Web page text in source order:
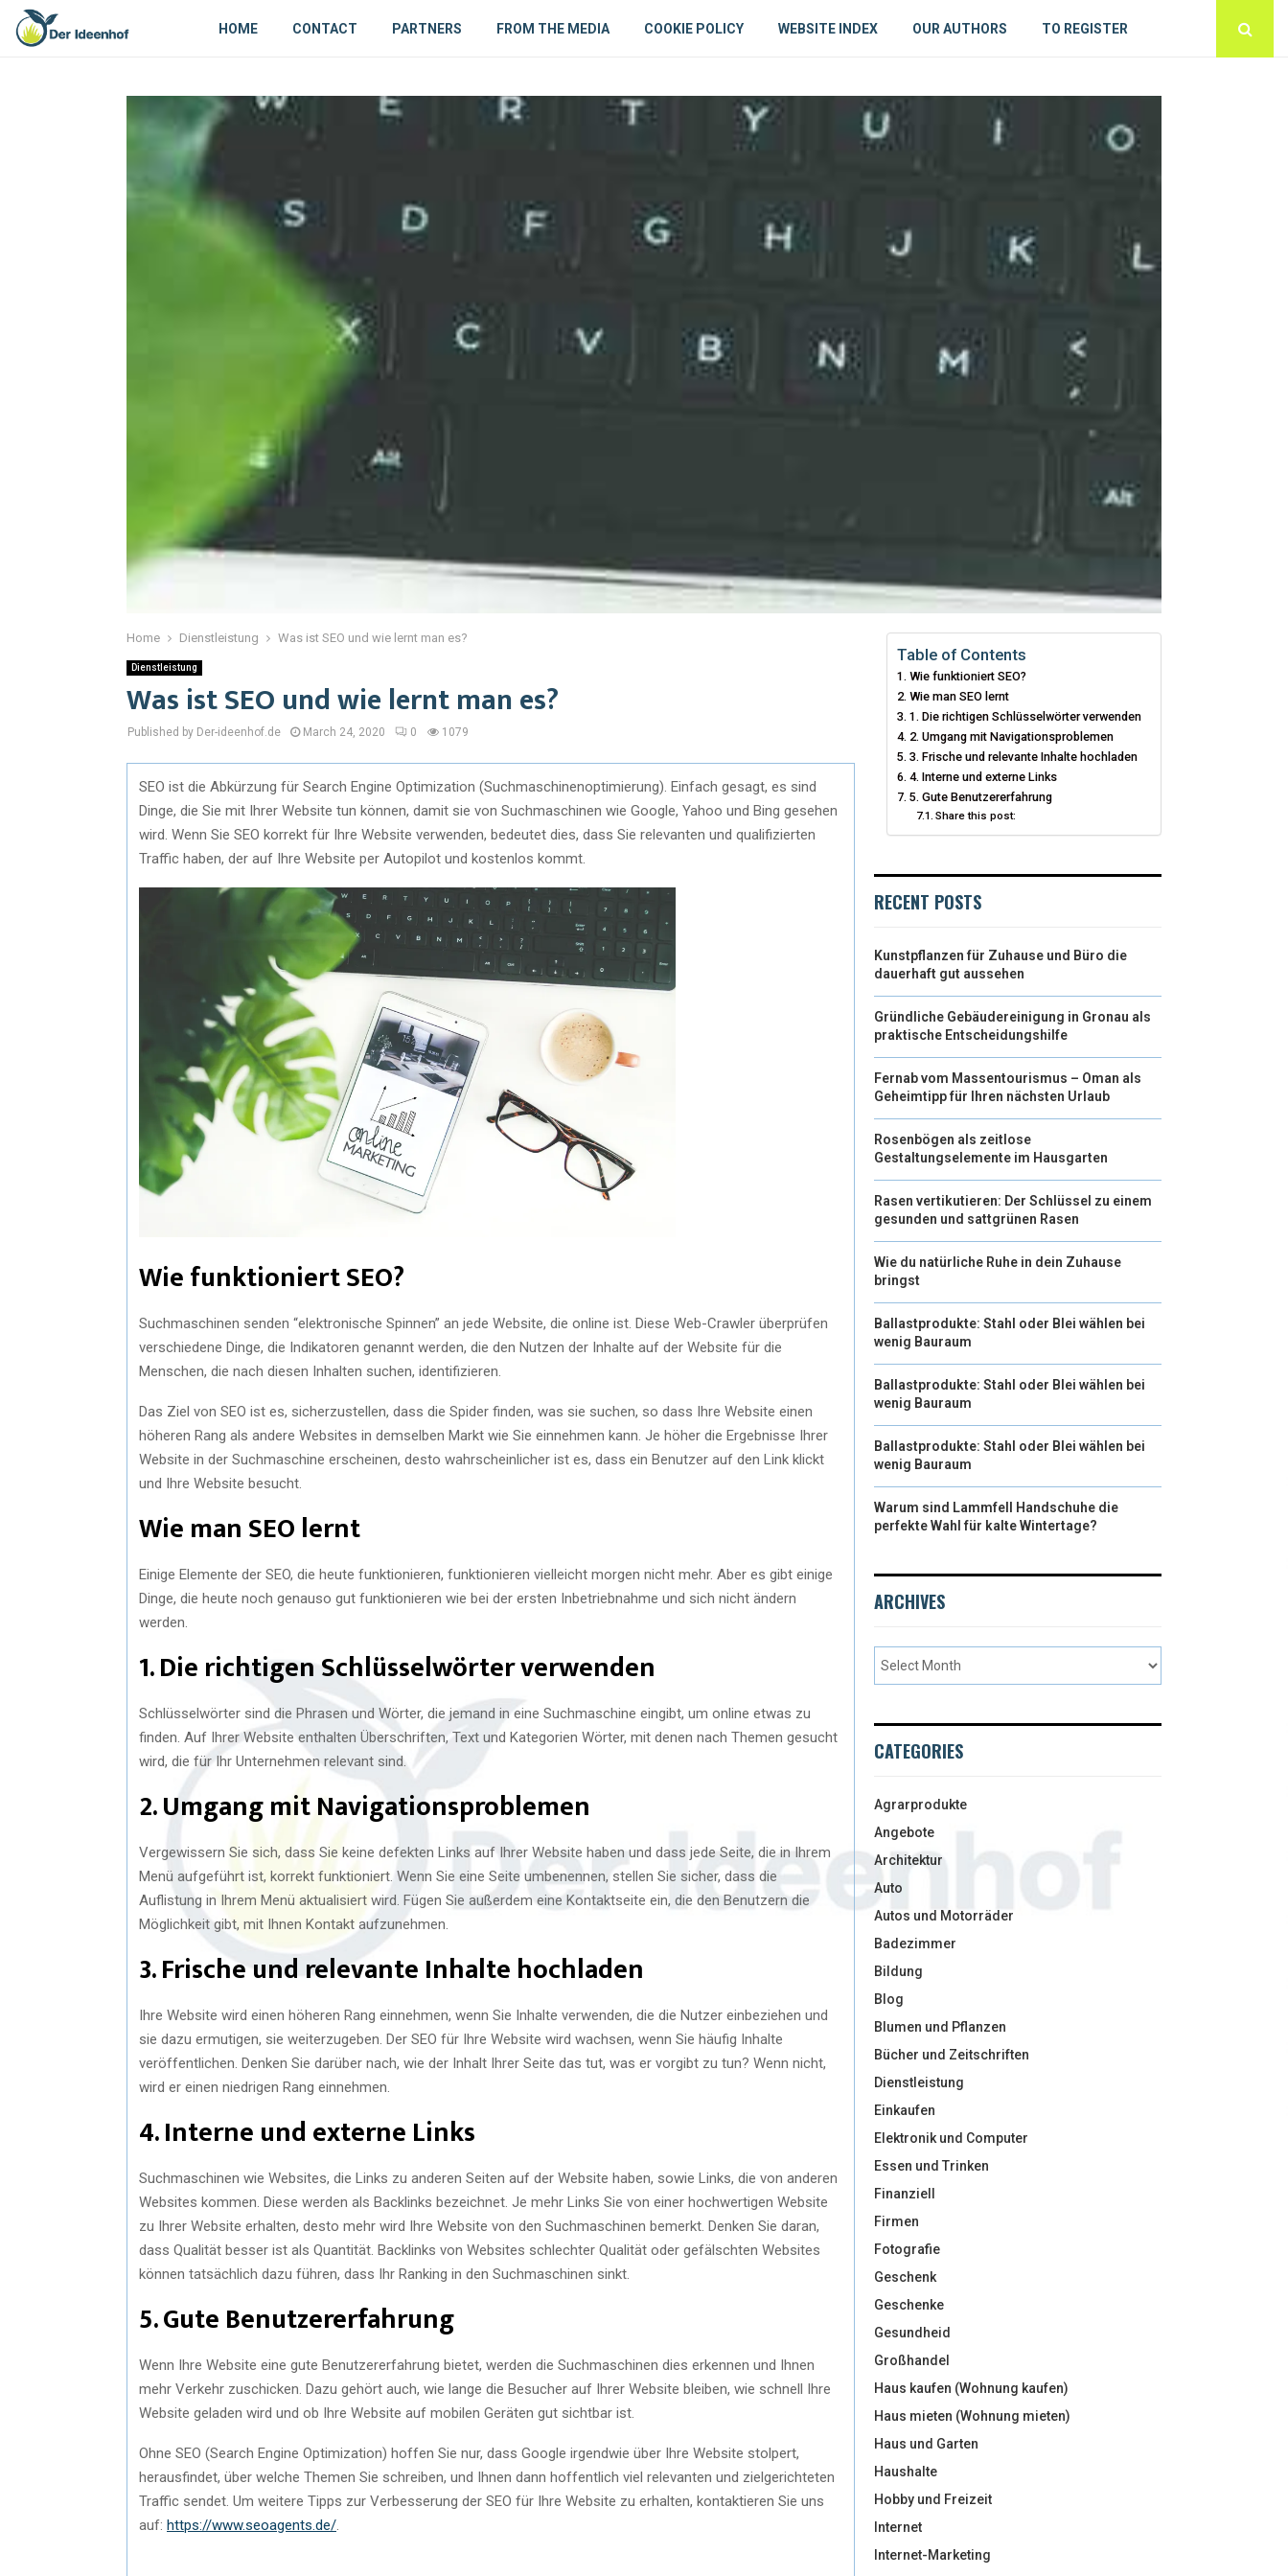
HOME CONTACT PARTNERS FROM THE MEDIA COOKIE POLICY WEBSITE INDEX OUR AUTHORS TO REGISTER
Home Dienstleistung Was ist SEO und wie lernt man es?
Dienstleistung
Was ist SEO und wie lernt man es?
Published by Der-ideenhof.de March 24, 2020 0 1079
SEO ist die Abkürzung für Search Engine Optimization (Suchmaschinenoptimierung). Einfach gesagt, es sind
Dinge, die Sie mit Ihrer Website tun können, damit sie von Suchmaschinen wie Google, Yahoo und Bing gesehen
wird. Wenn Sie SEO korrekt für Ihre Website verwenden, bedeutet dies, dass Sie relevanten und qualifizierten
Traffic haben, der auf Ihre Website per Autopilot und kostenlos kommt.
Wie funktioniert SEO?
Suchmaschinen senden “elektronische Spinnen” an jede Website, die online ist. Diese Web-Crawler überprüfen
verschiedene Dinge, die Indikatoren genannt werden, die den Nutzen der Inhalte auf der Website für die
Menschen, die nach diesen Inhalten suchen, identifizieren.
Das Ziel von SEO ist es, sicherzustellen, dass die Spider finden, was sie suchen, so dass Ihre Website einen
höheren Rang als andere Websites in demselben Markt wie Sie einnehmen kann. Je höher die Ergebnisse Ihrer
Website in der Suchmaschine erscheinen, desto wahrscheinlicher ist es, dass ein Benutzer auf den Link klickt
und Ihre Website besucht.
Wie man SEO lernt
Einige Elemente der SEO, die heute funktionieren, funktionieren vielleicht morgen nicht mehr. Aber es gibt einige
Dinge, die heute noch genauso gut funktionieren wie bei der ersten Inbetriebnahme und sich nicht ändern
werden.
1. Die richtigen Schlüsselwörter verwenden
Schlüsselwörter sind die Phrasen und Wörter, die jemand in eine Suchmaschine eingibt, um online etwas zu
finden. Auf Ihrer Website enthalten Überschriften, Text und Kategorien Wörter, mit denen nach Themen gesucht
wird, die für Ihr Unternehmen relevant sind.
2. Umgang mit Navigationsproblemen
Vergewissern Sie sich, dass Sie keine defekten Links auf Ihrer Website haben und dass jede Seite, die in Ihrem
Menü aufgeführt ist, korrekt funktioniert. Wenn Sie eine Seite umbenennen, stellen Sie sicher, dass die
Auflistung in Ihrem Menü aktualisiert wird. Fügen Sie außerdem eine Kontaktseite ein, die den Benutzern die
Möglichkeit gibt, mit Ihnen Kontakt aufzunehmen.
3. Frische und relevante Inhalte hochladen
Ihre Website wird einen höheren Rang einnehmen, wenn Sie Inhalte verwenden, die die Nutzer einbeziehen und
sie dazu ermutigen, sie weiterzugeben. Der SEO für Ihre Website wird wachsen, wenn Sie häufig Inhalte
veröffentlichen. Denken Sie darüber nach, wie der Inhalt Ihrer Seite das tut, was er vorgibt zu tun? Wenn nicht,
wird er einen niedrigen Rang einnehmen.
4. Interne und externe Links
Suchmaschinen wie Websites, die Links zu anderen Seiten auf der Website haben, sowie Links, die von anderen
Websites kommen. Diese werden als Backlinks bezeichnet. Je mehr Links Sie von einer hochwertigen Website
zu Ihrer Website erhalten, desto mehr wird Ihre Website von den Suchmaschinen bemerkt. Denken Sie daran,
dass Qualität besser ist als Quantität. Backlinks von Websites schlechter Qualität oder gefälschten Websites
können tatsächlich dazu führen, dass Ihr Ranking in den Suchmaschinen sinkt.
5. Gute Benutzererfahrung
Wenn Ihre Website eine gute Benutzererfahrung bietet, werden die Suchmaschinen dies erkennen und Ihnen
mehr Verkehr zuschicken. Dazu gehört auch, wie lange die Besucher auf Ihrer Website bleiben, wie schnell Ihre
Website geladen wird und ob Ihre Website auf mobilen Geräten gut sichtbar ist.
Ohne SEO (Search Engine Optimization) hoffen Sie nur, dass Google irgendwie über Ihre Website stolpert,
herausfindet, über welche Themen Sie schreiben, und Ihnen dann hoffentlich viel relevanten und zielgerichteten
Traffic sendet. Um weitere Tipps zur Verbesserung der SEO für Ihre Website zu erhalten, kontaktieren Sie uns
auf: https://www.seoagents.de/.
Table of Contents
Wie funktioniert SEO?
Wie man SEO lernt
1. Die richtigen Schlüsselwörter verwenden
2. Umgang mit Navigationsproblemen
3. Frische und relevante Inhalte hochladen
4. Interne und externe Links
5. Gute Benutzererfahrung
Share this post:
RECENT POSTS
Kunstpflanzen für Zuhause und Büro die
dauerhaft gut aussehen
Gründliche Gebäudereinigung in Gronau als
praktische Entscheidungshilfe
Fernab vom Massentourismus – Oman als
Geheimtipp für Ihren nächsten Urlaub
Rosenbögen als zeitlose
Gestaltungselemente im Hausgarten
Rasen vertikutieren: Der Schlüssel zu einem
gesunden und sattgrünen Rasen
Wie du natürliche Ruhe in dein Zuhause
bringst
Ballastprodukte: Stahl oder Blei wählen bei
wenig Bauraum
Ballastprodukte: Stahl oder Blei wählen bei
wenig Bauraum
Ballastprodukte: Stahl oder Blei wählen bei
wenig Bauraum
Warum sind Lammfell Handschuhe die
perfekte Wahl für kalte Wintertage?
ARCHIVES
CATEGORIES
Agrarprodukte
Angebote
Architektur
Auto
Autos und Motorräder
Badezimmer
Bildung
Blog
Blumen und Pflanzen
Bücher und Zeitschriften
Dienstleistung
Einkaufen
Elektronik und Computer
Essen und Trinken
Finanziell
Firmen
Fotografie
Geschenk
Geschenke
Gesundheid
Großhandel
Haus kaufen (Wohnung kaufen)
Haus mieten (Wohnung mieten)
Haus und Garten
Haushalte
Hobby und Freizeit
Internet
Internet-Marketing